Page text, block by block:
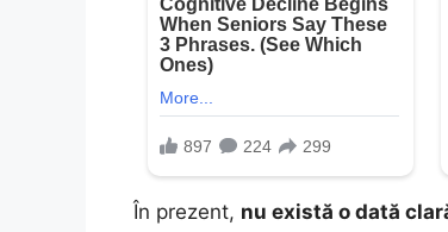
În prezent, nu există o dată